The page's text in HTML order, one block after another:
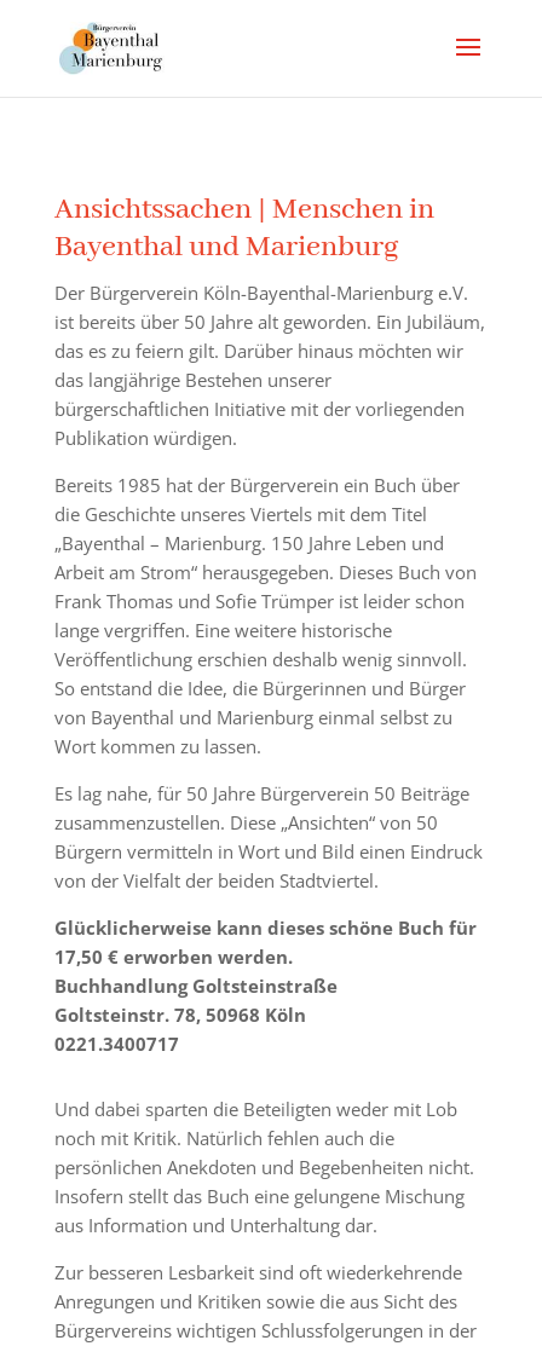
Ansichtssachen | Menschen in
Bayenthal und Marienburg
Der Bürgerverein Köln-Bayenthal-Marienburg e.V.
ist bereits über 50 Jahre alt geworden. Ein Jubiläum,
das es zu feiern gilt. Darüber hinaus möchten wir
das langjährige Bestehen unserer
bürgerschaftlichen Initiative mit der vorliegenden
Publikation würdigen.
Bereits 1985 hat der Bürgerverein ein Buch über
die Geschichte unseres Viertels mit dem Titel
„Bayenthal – Marienburg. 150 Jahre Leben und
Arbeit am Strom“ herausgegeben. Dieses Buch von
Frank Thomas und Sofie Trümper ist leider schon
lange vergriffen. Eine weitere historische
Veröffentlichung erschien deshalb wenig sinnvoll.
So entstand die Idee, die Bürgerinnen und Bürger
von Bayenthal und Marienburg einmal selbst zu
Wort kommen zu lassen.
Es lag nahe, für 50 Jahre Bürgerverein 50 Beiträge
zusammenzustellen. Diese „Ansichten“ von 50
Bürgern vermitteln in Wort und Bild einen Eindruck
von der Vielfalt der beiden Stadtviertel.
Glücklicherweise kann dieses schöne Buch für
17,50 € erworben werden.
Buchhandlung Goltsteinstraße
Goltsteinstr. 78, 50968 Köln
0221.3400717
Und dabei sparten die Beteiligten weder mit Lob
noch mit Kritik. Natürlich fehlen auch die
persönlichen Anekdoten und Begebenheiten nicht.
Insofern stellt das Buch eine gelungene Mischung
aus Information und Unterhaltung dar.
Zur besseren Lesbarkeit sind oft wiederkehrende
Anregungen und Kritiken sowie die aus Sicht des
Bürgervereins wichtigen Schlussfolgerungen in der